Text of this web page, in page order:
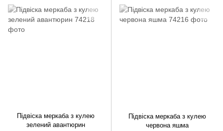
Підвіска меркаба з кулею
зелений авантюрин
Підвіска меркаба з кулею
червона яшма